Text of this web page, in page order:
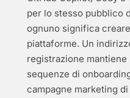
per lo stesso pubblico
ognuno significa
piattaforme. Un
registrazione mantiene
sequenze di
campagne marketing